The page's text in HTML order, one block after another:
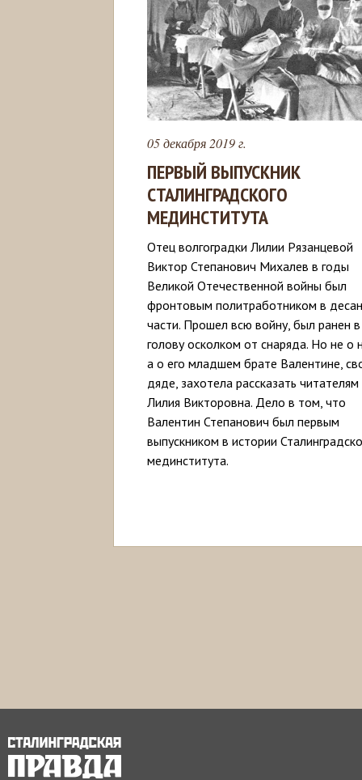
05 декабря 2019 г.
ПЕРВЫЙ ВЫПУСКНИК
СТАЛИНГРАДСКОГО
МЕДИНСТИТУТА
Отец волгоградки Лилии Рязанцевой
Виктор Степанович Михалев в годы
Великой Отечественной войны был
фронтовым политработником в
части. Прошел всю войну, был ранен в
голову осколком от снаряда. Но не о
а о его младшем брате Валентине,
дяде, захотела рассказать читателям
Лилия Викторовна. Дело в том, что
Валентин Степанович был первым
выпускником в истории
мединститута.